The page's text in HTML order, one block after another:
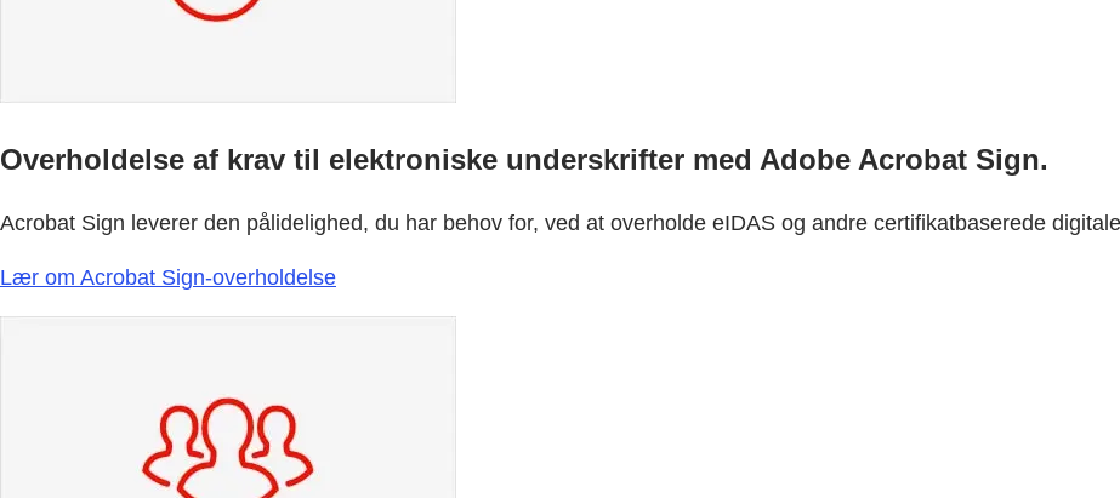
Overholdelse af krav til elektroniske underskrifter med Adobe Acrobat Sign.
Acrobat Sign leverer den pålidelighed, du har behov for, ved at overholde eIDAS og andre certifikatbaserede
Lær om Acrobat Sign-overholdelse